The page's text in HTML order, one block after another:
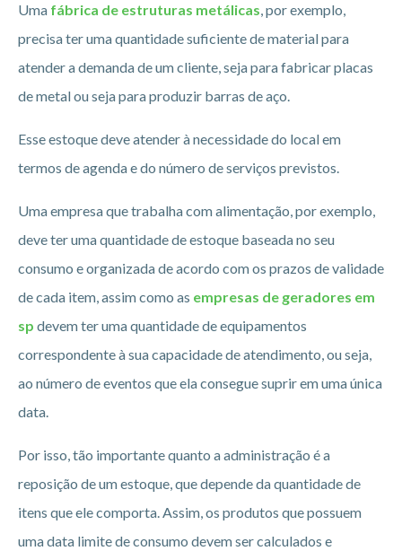
Uma fábrica de estruturas metálicas, por exemplo,
precisa ter uma quantidade suficiente de material para
atender a demanda de um cliente, seja para fabricar placas
de metal ou seja para produzir barras de aço.
Esse estoque deve atender à necessidade do local em
termos de agenda e do número de serviços previstos.
Uma empresa que trabalha com alimentação, por exemplo,
deve ter uma quantidade de estoque baseada no seu
consumo e organizada de acordo com os prazos de validade
de cada item, assim como as empresas de geradores em
sp devem ter uma quantidade de equipamentos
correspondente à sua capacidade de atendimento, ou seja,
ao número de eventos que ela consegue suprir em uma única
data.
Por isso, tão importante quanto a administração é a
reposição de um estoque, que depende da quantidade de
itens que ele comporta. Assim, os produtos que possuem
uma data limite de consumo devem ser calculados e